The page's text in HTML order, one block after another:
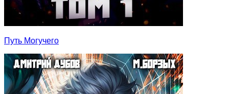
Путь Могучего